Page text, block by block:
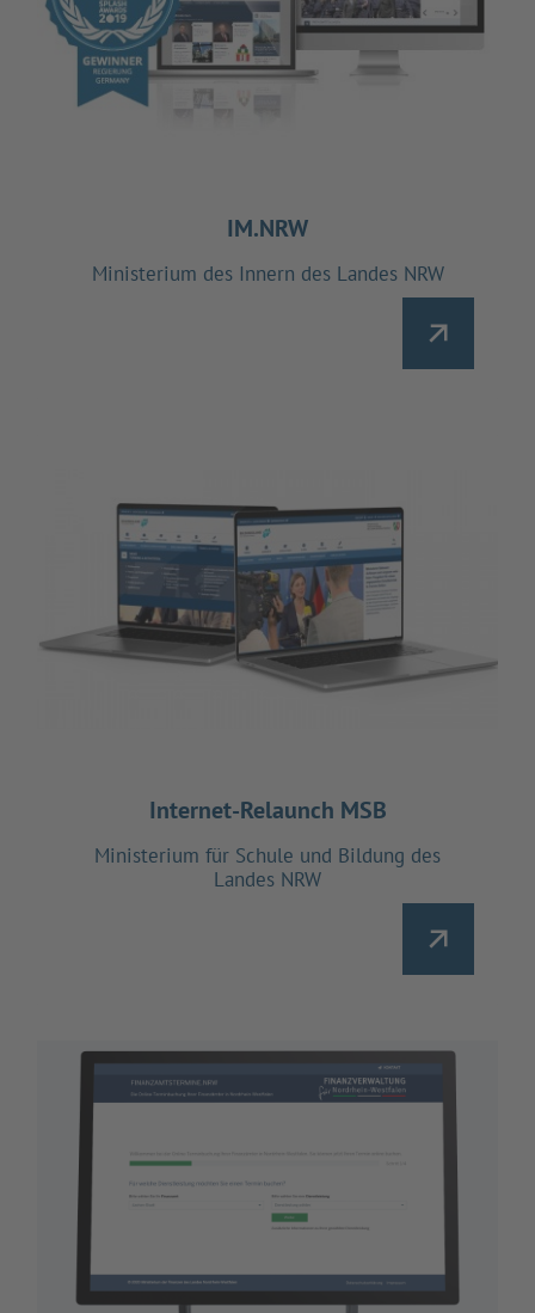
IM.NRW
Ministerium des Innern des Landes NRW
Internet-Relaunch MSB
Ministerium für Schule und Bildung des
Landes NRW